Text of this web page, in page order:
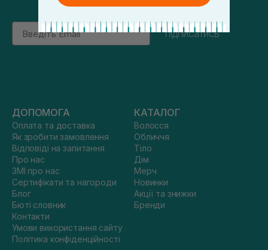
Email
підписатись
ДОПОМОГА
Оплата та доставка
Як зробити замовлення
Відповіді на запитання
Про нас
ЗМІ про нас
Сертифікати та нагороди
Блог
Бюті словник
Контакти
Умови використання сайту
Політика конфіденційності
КАТАЛОГ
Волосся
Обличчя
Тіло
Дім
Мерч
Новинки
Акції та знижки
Бренди